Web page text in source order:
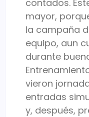
contados.
mayor,
la campaña
equipo, aun
durante
vieron
entradas
y, después,